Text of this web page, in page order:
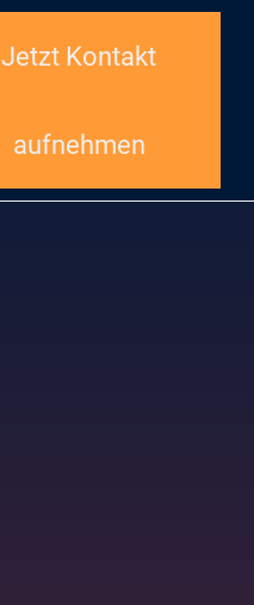
Jetzt Kontakt
aufnehmen